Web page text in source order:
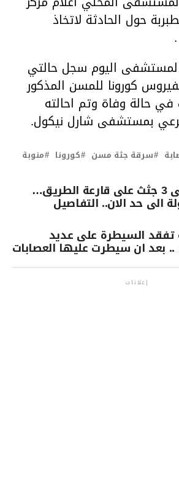
حول الحادثة لاتخاذ
اليوم سجل حالتي
كورونا للمسن المذكور
حالة وفاة وتم احالته
بمستشفى شارل نيكول.
سرقة جثة مسن كورونا منوبة
المنستير: العثور على 3 جثث على قارعة الطريق…
الى حد الان.. التفاصيل
تفقد السيطرة على عديد
.. بعد ان سيطرت عليها العصابات
إعلانات